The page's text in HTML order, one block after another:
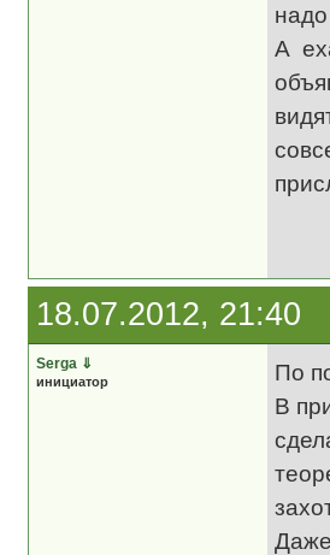
А
18.07.2012, 21:40
Serga ⇓
инициатор
По
В